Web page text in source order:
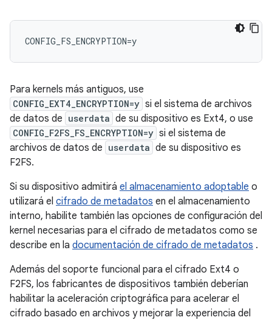
Para kernels más antiguos, use
CONFIG_EXT4_ENCRYPTION=y si el sistema de archivos
de datos de userdata de su dispositivo es Ext4, o use
CONFIG_F2FS_FS_ENCRYPTION=y si el sistema de
archivos de datos de userdata de su dispositivo es
F2FS.
Si su dispositivo admitirá el almacenamiento adoptable o
utilizará el cifrado de metadatos en el almacenamiento
interno, habilite también las opciones de configuración del
kernel necesarias para el cifrado de metadatos como se
describe en la documentación de cifrado de metadatos .
Además del soporte funcional para el cifrado Ext4 o
F2FS, los fabricantes de dispositivos también deberían
habilitar la aceleración criptográfica para acelerar el
cifrado basado en archivos y mejorar la experiencia del